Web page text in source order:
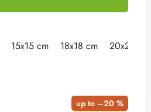
15x15 cm 18x18 cm 20x20 cm
up to –20 %